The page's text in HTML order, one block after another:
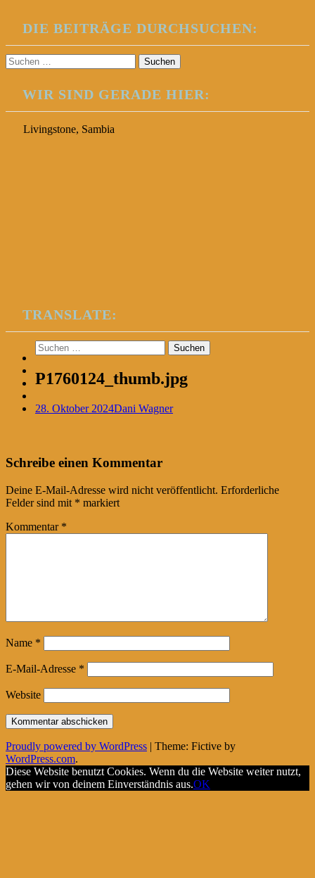
DIE BEITRÄGE DURCHSUCHEN:
Suchen
nach:
WIR SIND GERADE HIER:
Livingstone, Sambia
TRANSLATE:
Suchen
nach:
P1760124_thumb.jpg
28. Oktober 2024Dani Wagner
Post
navigation
←
Schreibe einen Kommentar
Deine E-Mail-Adresse wird nicht veröffentlicht. Erforderliche
Felder sind mit * markiert
Kommentar *
Name *
E-Mail-Adresse *
Website
Proudly powered by WordPress | Theme: Fictive by
WordPress.com.
Diese Website benutzt Cookies. Wenn du die Website weiter nutzt,
gehen wir von deinem Einverständnis aus.OK